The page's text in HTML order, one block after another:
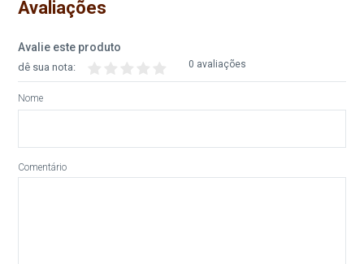
Avaliações
Avalie este produto
0 avaliações
dê sua nota:
Nome
Comentário